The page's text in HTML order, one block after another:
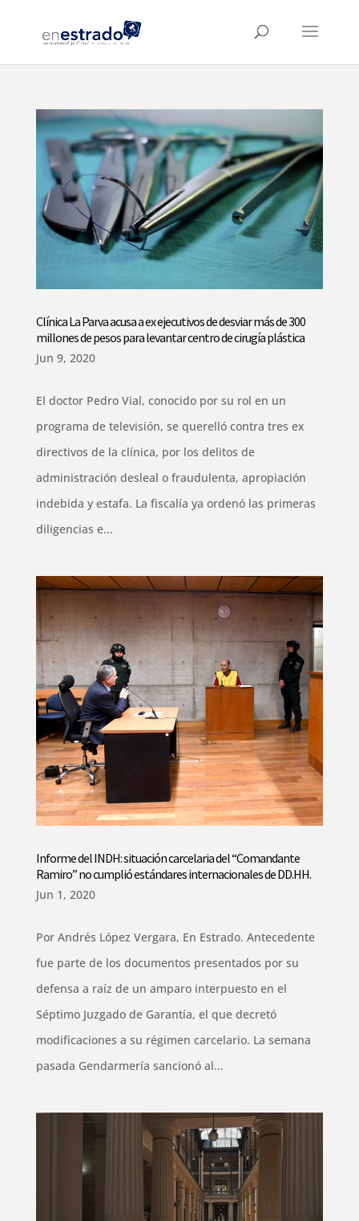
Clínica La Parva acusa a ex ejecutivos de desviar más de 300
millones de pesos para levantar centro de cirugía plástica
Jun 9, 2020
El doctor Pedro Vial, conocido por su rol en un
programa de televisión, se querelló contra tres ex
directivos de la clínica, por los delitos de
administración desleal o fraudulenta, apropiación
indebida y estafa. La fiscalía ya ordenó las primeras
diligencias e...
Informe del INDH: situación carcelaria del “Comandante
Ramiro” no cumplió estándares internacionales de DD.HH.
Jun 1, 2020
Por Andrés López Vergara, En Estrado. Antecedente
fue parte de los documentos presentados por su
defensa a raíz de un amparo interpuesto en el
Séptimo Juzgado de Garantía, el que decretó
modificaciones a su régimen carcelario. La semana
pasada Gendarmería sancionó al...